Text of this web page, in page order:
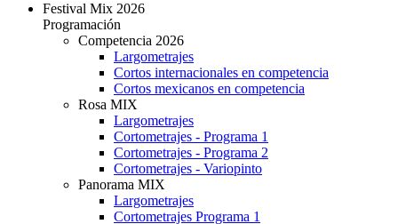
Festival Mix 2026
Programación
Competencia 2026
Largometrajes
Cortos internacionales en competencia
Cortos mexicanos en competencia
Rosa MIX
Largometrajes
Cortometrajes - Programa 1
Cortometrajes - Programa 2
Cortometrajes - Variopinto
Panorama MIX
Largometrajes
Cortometrajes Programa 1